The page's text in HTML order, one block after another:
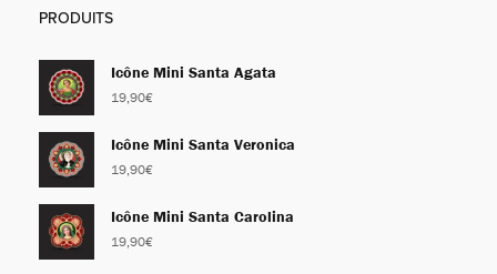
PRODUITS
Icône Mini Santa Agata
19,90€
Icône Mini Santa Veronica
19,90€
Icône Mini Santa Carolina
19,90€